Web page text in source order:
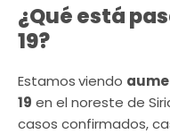
¿Qué está
19?
Estamosviendo
19 en el noreste de
casos confirmados,